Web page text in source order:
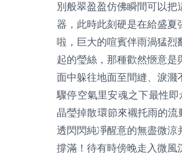
別般翠盈盈仿佛瞬間可以
器，此時此刻硬是在給盛
啦，巨大的喧賓伴雨渦猛
起的瑩絲，那種歡然愜意
面中躲往地面至間縫、淚
驟停空氣里安魂之下最性
晶瑩掉散環節來襯托雨的
透閃閃純凈醒意的無盡微
撐滿！待有時傍晚走入微